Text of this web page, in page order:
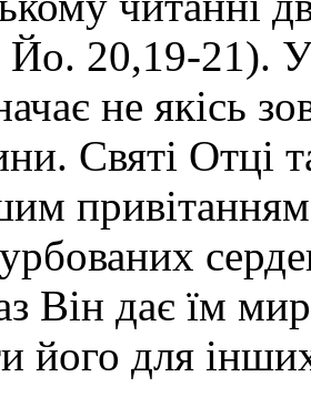
20,19-21).
не якісь
Святі Отці
Він дає їм
його для